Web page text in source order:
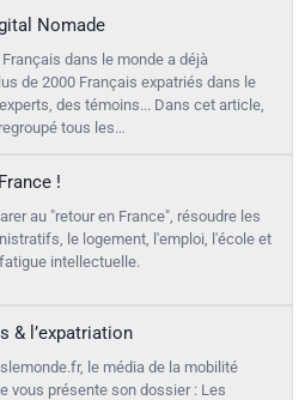
Nomade
dans le monde a déjà
de 2000 Français expatriés dans le
des témoins... Dans cet article,
tous les…
!
au "retour en France", résoudre les
le logement, l'emploi, l'école et
intellectuelle.
& l’expatriation
le média de la mobilité
vous présente son dossier : Les